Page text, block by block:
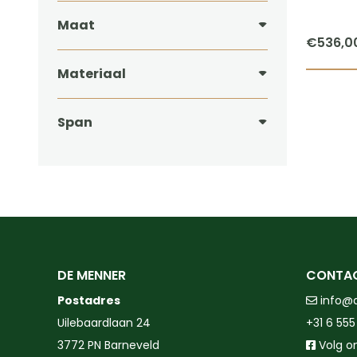
Maat
Materiaal
Span
€
DE MENNER
Postadres
Uilebaardlaan 24
3772 PN Barneveld
+31 6
Volg